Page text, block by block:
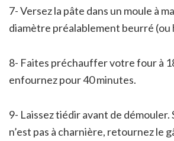
7- Versez la pâte dans un moule à
diamètre préalablement beurré (ou
8- Faites préchauffer votre four à
enfournez pour 40 minutes.
9- Laissez tiédir avant de démouler.
n’est pas à charnière, retournez le